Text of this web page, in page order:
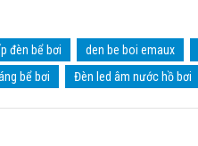
đèn bể bơi den be boi emaux
bể bơi
Đèn led âm nước hồ bơi